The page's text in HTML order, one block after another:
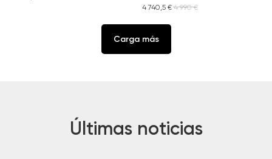
4 740,5 € 4 990 €
Carga más
Últimas noticias